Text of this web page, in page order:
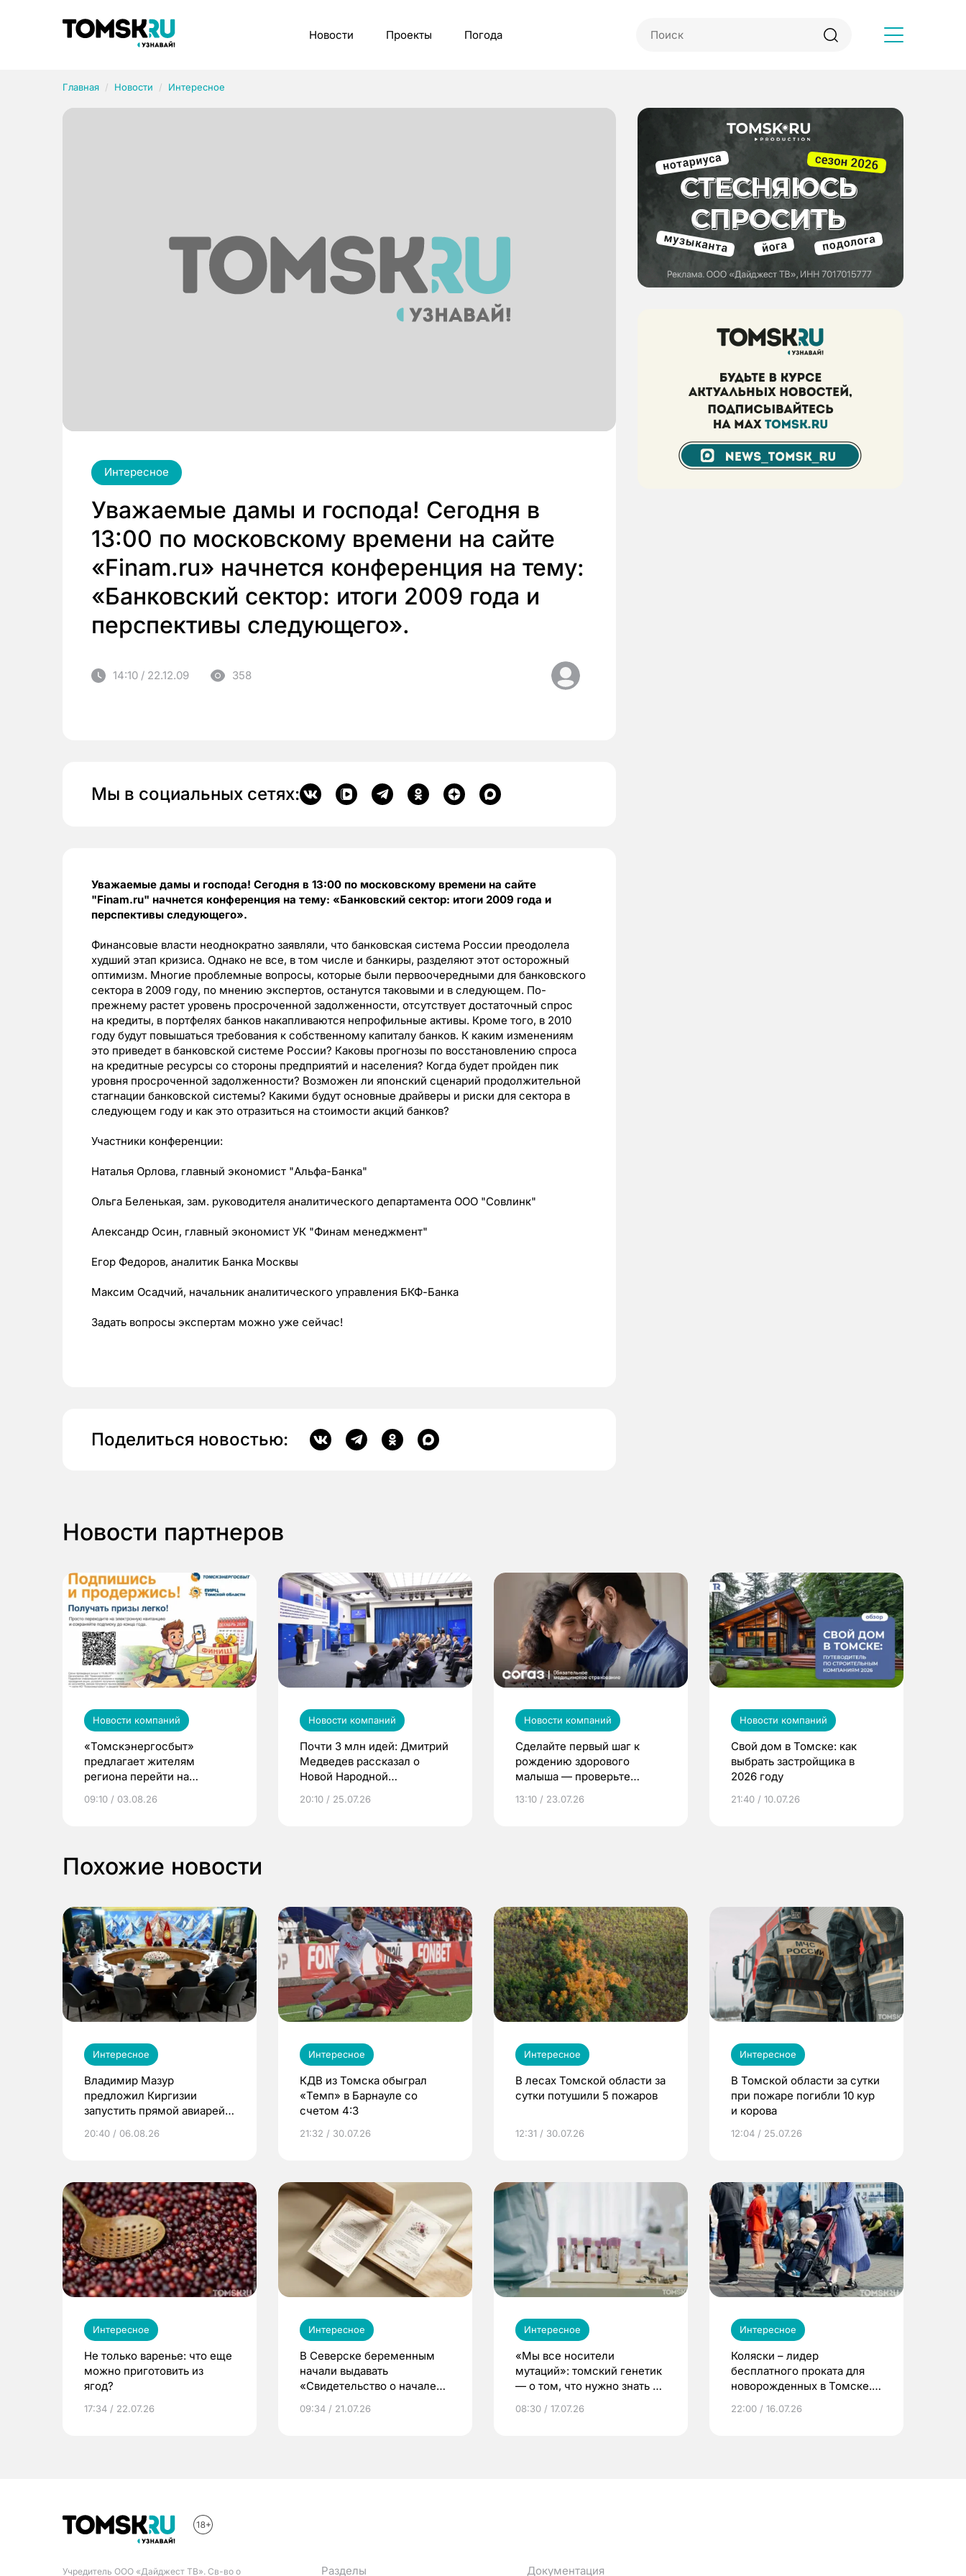
Новости Проекты Погода
Главная Новости Интересное
Интересное
Уважаемые дамы и господа! Сегодня в
13:00 по московскому времени на сайте
«Finam.ru» начнется конференция на тему:
«Банковский сектор: итоги 2009 года и
перспективы следующего».
14:10 / 22.12.09 358
Мы в социальных сетях:
Уважаемые дамы и господа! Сегодня в 13:00 по московскому времени на сайте
"Finam.ru" начнется конференция на тему: «Банковский сектор: итоги 2009 года и
перспективы следующего».
Финансовые власти неоднократно заявляли, что банковская система России преодолела
худший этап кризиса. Однако не все, в том числе и банкиры, разделяют этот осторожный
оптимизм. Многие проблемные вопросы, которые были первоочередными для банковского
сектора в 2009 году, по мнению экспертов, останутся таковыми и в следующем. По-
прежнему растет уровень просроченной задолженности, отсутствует достаточный спрос
на кредиты, в портфелях банков накапливаются непрофильные активы. Кроме того, в 2010
году будут повышаться требования к собственному капиталу банков. К каким изменениям
это приведет в банковской системе России? Каковы прогнозы по восстановлению спроса
на кредитные ресурсы со стороны предприятий и населения? Когда будет пройден пик
уровня просроченной задолженности? Возможен ли японский сценарий продолжительной
стагнации банковской системы? Какими будут основные драйверы и риски для сектора в
следующем году и как это отразиться на стоимости акций банков?
Участники конференции:
Наталья Орлова, главный экономист "Альфа-Банка"
Ольга Беленькая, зам. руководителя аналитического департамента ООО "Совлинк"
Александр Осин, главный экономист УК "Финам менеджмент"
Егор Федоров, аналитик Банка Москвы
Максим Осадчий, начальник аналитического управления БКФ-Банка
Задать вопросы экспертам можно уже сейчас!
Поделиться новостью:
Новости партнеров
Новости компаний
«Томскэнергосбыт»
предлагает жителям
региона перейти на
выиграть призы
09:10 / 03.08.26
Новости компаний
Почти 3 млн идей: Дмитрий
Медведев рассказал о
Новой Народной
20:10 / 25.07.26
Новости компаний
Сделайте первый шаг к
рождению здорового
малыша — проверьте
по ОМС!
13:10 / 23.07.26
Новости компаний
Свой дом в Томске: как
выбрать застройщика в
2026 году
21:40 / 10.07.26
Похожие новости
Интересное
Владимир Мазур
предложил Киргизии
запустить прямой авиарейс
20:40 / 06.08.26
Интересное
КДВ из Томска обыграл
«Темп» в Барнауле со
счетом 4:3
21:32 / 30.07.26
Интересное
В лесах Томской области за
сутки потушили 5 пожаров
12:31 / 30.07.26
Интересное
В Томской области за сутки
при пожаре погибли 10 кур
и корова
12:04 / 25.07.26
Интересное
Не только варенье: что еще
можно приготовить из
ягод?
17:34 / 22.07.26
Интересное
В Северске беременным
начали выдавать
«Свидетельство о начале
09:34 / 21.07.26
Интересное
«Мы все носители
мутаций»: томский генетик
— о том, что нужно знать до
08:30 / 17.07.26
Интересное
Коляски – лидер
бесплатного проката для
новорожденных в Томске.
22:00 / 16.07.26
Учредитель ООО «Дайджест ТВ». Св-во о Разделы Документация
Рубрики